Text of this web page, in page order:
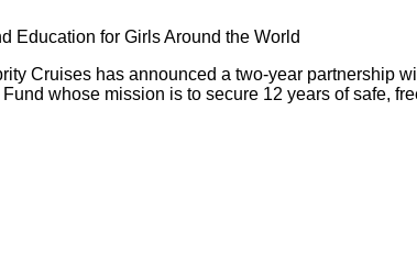
Education for Girls Around the World
Cruises has announced a two-year partnership
whose mission is to secure 12 years of safe,